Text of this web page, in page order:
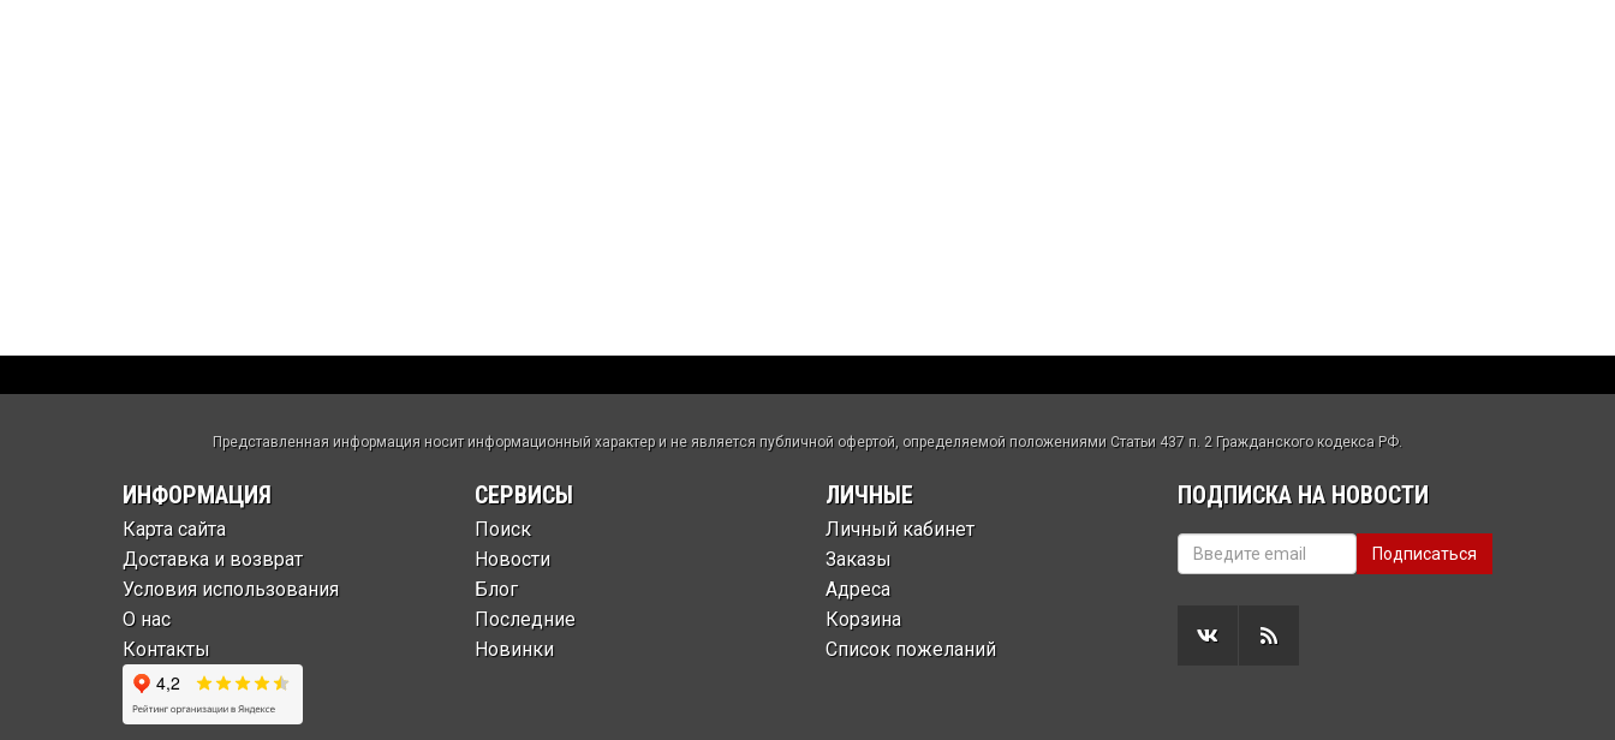
Представленная информация носит информационный характер и не является публичной офертой, определяемой положениями Статьи 437 п. 2 Гражданского кодекса РФ.
ИНФОРМАЦИЯ
Карта сайта
Доставка и возврат
Условия использования
О нас
Контакты
СЕРВИСЫ
Поиск
Новости
Блог
Последние
Новинки
ЛИЧНЫЕ
Личный кабинет
Заказы
Адреса
Корзина
Список пожеланий
ПОДПИСКА НА НОВОСТИ